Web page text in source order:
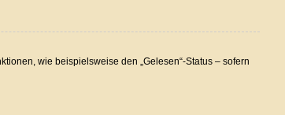
wie beispielsweise den „Gelesen“-Status – sofern